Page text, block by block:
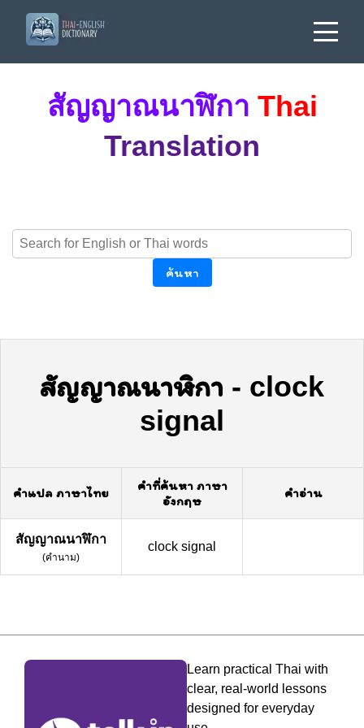
สัญญาณนาฬิกา Thai
Translation
ค้นหา
สัญญาณนาฬิกา - clock
signal
คำแปล ภาษาไทย
คำที่ค้นหา ภาษา
อังกฤษ
คำอ่าน
สัญญาณนาฬิกา
(คำนาม)
clock signal
Learn practical Thai with
clear, real-world lessons
designed for everyday